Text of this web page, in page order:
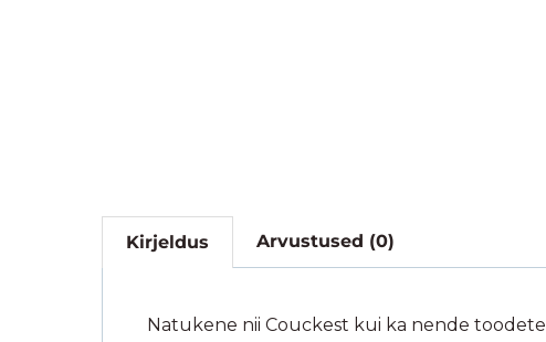
Kirjeldus Arvustused (0)
Natukene nii Couckest kui ka nende